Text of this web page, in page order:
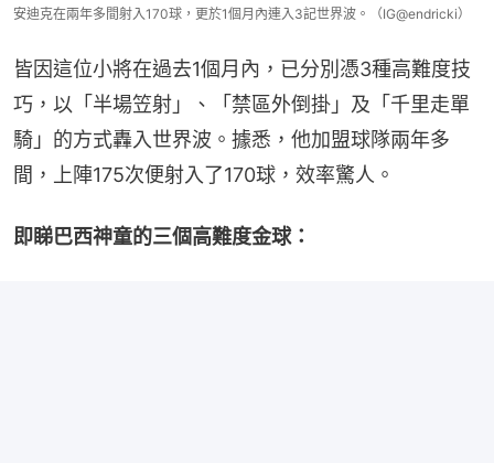
安迪克在兩年多間射入170球，更於1個月內連入3記世界波。（IG@endricki）
皆因這位小將在過去1個月內，已分別憑3種高難度技
巧，以「半場笠射」、「禁區外倒掛」及「千里走單
騎」的方式轟入世界波。據悉，他加盟球隊兩年多
間，上陣175次便射入了170球，效率驚人。
即睇巴西神童的三個高難度金球：